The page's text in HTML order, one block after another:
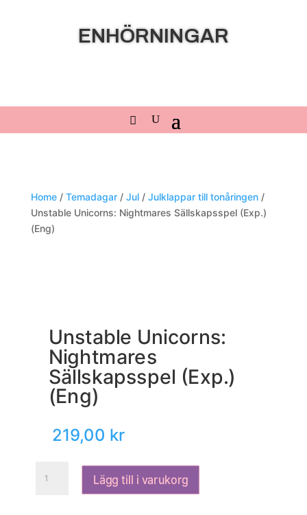
ENHÖRNINGAR
Home/ Temadagar/ Jul/ Julklappar till tonåringen/
Unstable Unicorns: Nightmares Sällskapsspel (Exp.)
(Eng)
Unstable Unicorns:
Nightmares
Sällskapsspel (Exp.)
(Eng)
219,00 kr
Unicorns:
Lägg till i varukorg